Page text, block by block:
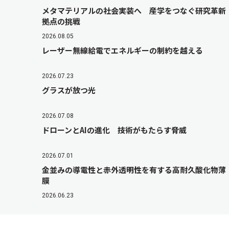
メタマテリアルの社会実装へ 産学をつなぐ研究革新
拠点の挑戦
2026.08.05
レーザー無線給電でエネルギーの制約を越える
2026.07.23
グラスが放つ光
2026.07.08
ドローンとAIの進化 技術がもたらす脅威
2026.07.01
金並みの導電性と赤外透明性を有する高耐久酸化物薄
膜
2026.06.23